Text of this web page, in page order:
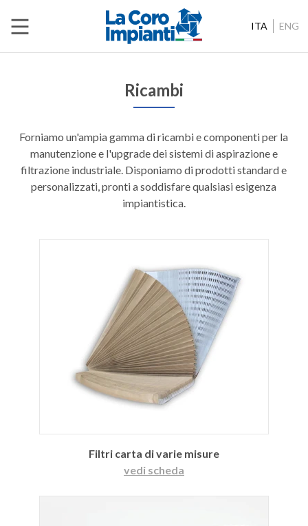
ITA ENG
Ricambi
Forniamo un'ampia gamma di ricambi e componenti per la
manutenzione e l'upgrade dei sistemi di aspirazione e
filtrazione industriale. Disponiamo di prodotti standard e
personalizzati, pronti a soddisfare qualsiasi esigenza
impiantistica.
Filtri carta di varie misure
vedi scheda